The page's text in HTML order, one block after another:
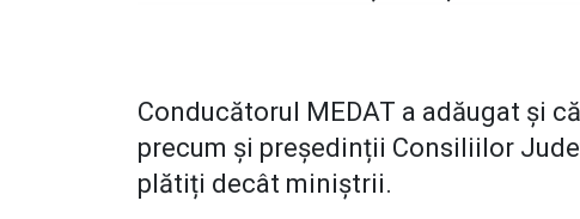
Conducătorul MEDAT a adăugat și
precum și președinții Consiliilor
plătiți decât miniștrii.